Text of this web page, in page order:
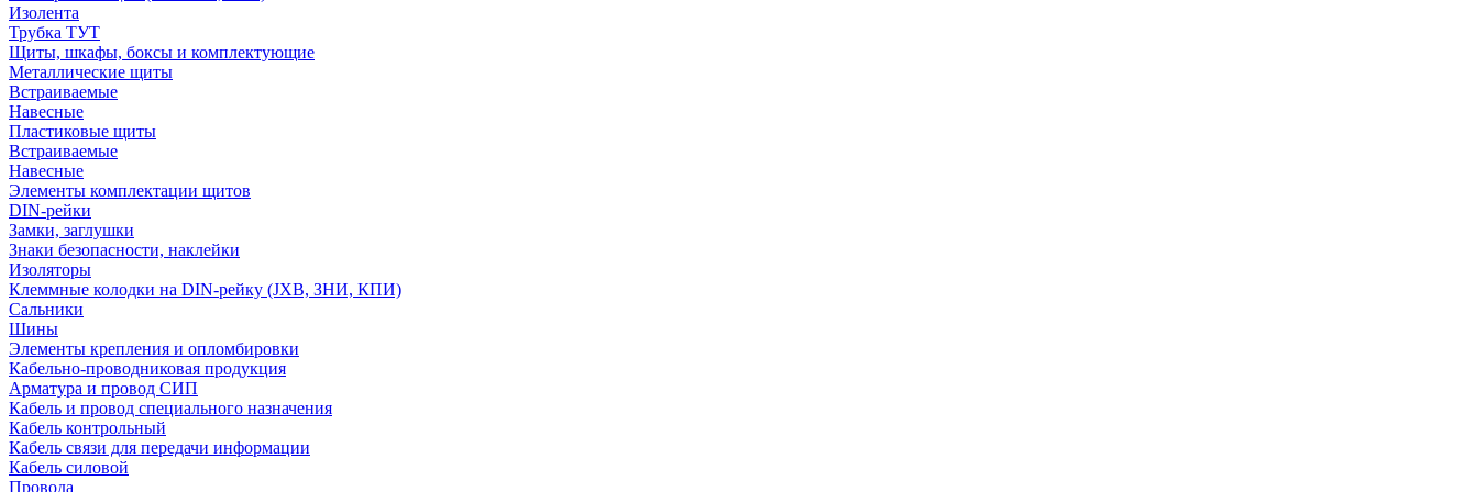
Изолента
Трубка ТУТ
Щиты, шкафы, боксы и комплектующие
Металлические щиты
Встраиваемые
Навесные
Пластиковые щиты
Встраиваемые
Навесные
Элементы комплектации щитов
DIN-рейки
Замки, заглушки
Знаки безопасности, наклейки
Изоляторы
Клеммные колодки на DIN-рейку (JXB, ЗНИ, КПИ)
Сальники
Шины
Элементы крепления и опломбировки
Кабельно-проводниковая продукция
Арматура и провод СИП
Кабель и провод специального назначения
Кабель контрольный
Кабель связи для передачи информации
Кабель силовой
Провода